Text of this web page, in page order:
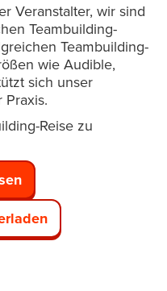
Veranstalter, wir sind
Teambuilding-
Teambuilding-
wie Audible,
sich unser
Praxis.
Reise zu